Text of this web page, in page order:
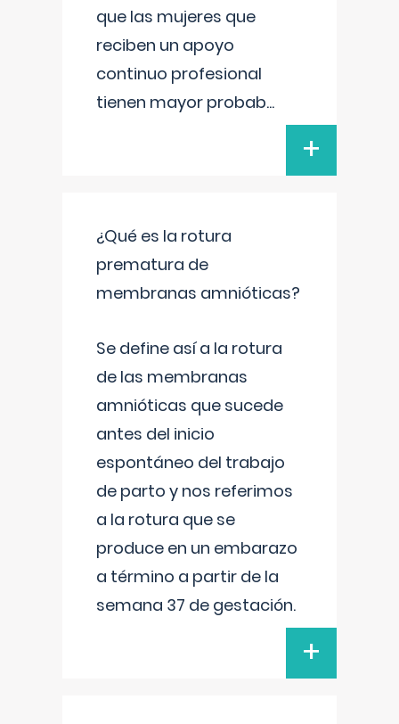
que las mujeres que
reciben un apoyo
continuo profesional
tienen mayor probab...
+
¿Qué es la rotura
prematura de
membranas amnióticas?
Se define así a la rotura
de las membranas
amnióticas que sucede
antes del inicio
espontáneo del trabajo
de parto y nos referimos
a la rotura que se
produce en un embarazo
a término a partir de la
semana 37 de gestación.
+